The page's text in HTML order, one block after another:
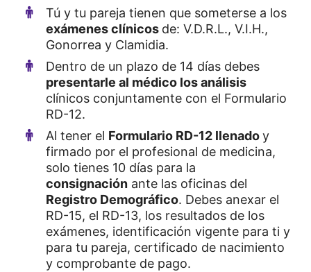
Tú y tu pareja tienen que someterse a los
exámenes clínicos de: V.D.R.L., V.I.H.,
Gonorrea y Clamidia.
Dentro de un plazo de 14 días debes
presentarle al médico los análisis
clínicos conjuntamente con el Formulario
RD-12.
Al tener el Formulario RD-12 llenadoy
firmado por el profesional de medicina,
solo tienes 10 días para la
consignación ante las oficinas del
Registro Demográfico. Debes anexar el
RD-15, el RD-13, los resultados de los
exámenes, identificación vigente para ti y
para tu pareja, certificado de nacimiento
y comprobante de pago.